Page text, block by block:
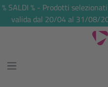
principale
% SALDI % - Prodotti
valida dal 20/04 al 31/08/